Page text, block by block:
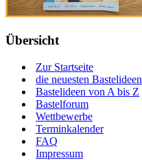
Übersicht
Zur Startseite
die neuesten Bastelideen
Bastelideen von A bis Z
Bastelforum
Wettbewerbe
Terminkalender
FAQ
Impressum